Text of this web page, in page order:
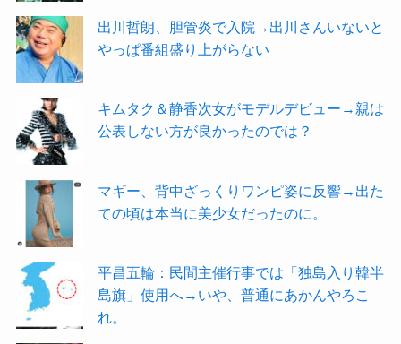
出川哲朗、胆管炎で入院→出川さんいないと
やっぱ番組盛り上がらない
キムタク＆静香次女がモデルデビュー→親は
公表しない方が良かったのでは？
マギー、背中ざっくりワンピ姿に反響→出た
ての頃は本当に美少女だったのに。
平昌五輪：民間主催行事では「独島入り韓半
島旗」使用へ→いや、普通にあかんやろこ
れ。